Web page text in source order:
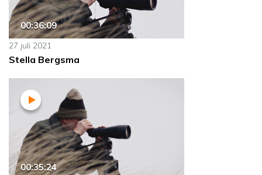
00:36:09
27 juli 2021
Stella Bergsma
00:35:24